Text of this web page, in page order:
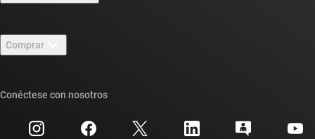
Carreras laborales
Sala de redacción
Eventos
Relaciones con los inversionistas
Foros de soporte de diseño de TI E2E™
Búsqueda de referencias cruzadas
Centro de atención al cliente
Comprar
Conéctese con nosotros